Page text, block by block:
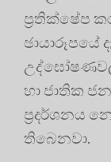
ප්‍රතික්ෂේප
ඡායාරූපයේ
හා ජාතික
ප්‍රදර්ශනය
තිබෙනවා.